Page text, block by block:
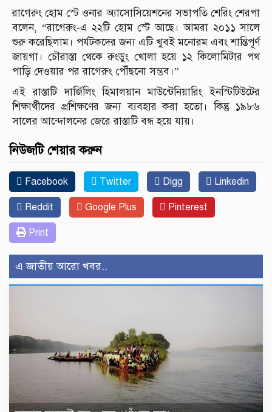
রাগেরুং হোম স্টে ওনার অ্যাসোসিয়েশনের সভাপতি শেরিং শেরপা
বলেন, “রাগেরুং-এ ২২টি হোম স্টে আছে। আমরা ২০১১ সালে
শুরু করেছিলাম। পর্যটকদের জন্য এটি খুবই মনোরম এবং শান্তিপূর্ণ
জায়গা। চৌরাস্তা থেকে রুংডুং খোলা হয়ে ১২ কিলোমিটার পথ
পাড়ি দেওয়ার পর রাগেরুং পৌঁছনো সম্ভব।”
এই রাস্তাটি দার্জিলিং হিমালয়ান মাউন্টেনিয়ারিং ইনস্টিটিউটের
শিক্ষার্থীদের প্রশিক্ষণের জন্য ব্যবহার করা হতো। কিন্তু ১৯৮৬
সালের আন্দোলনের জেরে রাস্তাটি বন্ধ হয়ে যায়।
নিউজটি শেয়ার করুন
Facebook Twitter Digg Linkedin
Reddit Google Plus Pinterest
Print
এ জাতীয় আরো খবর..